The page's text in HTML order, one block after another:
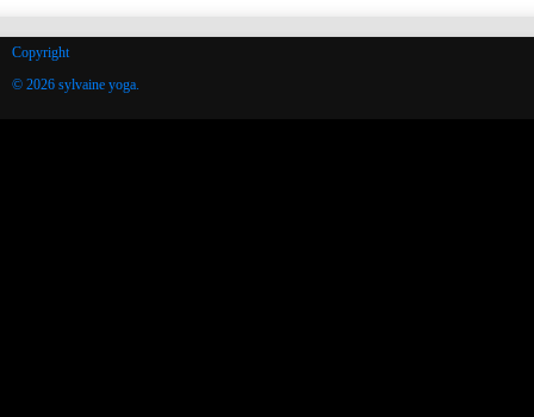
Copyright
© 2026 sylvaine yoga.